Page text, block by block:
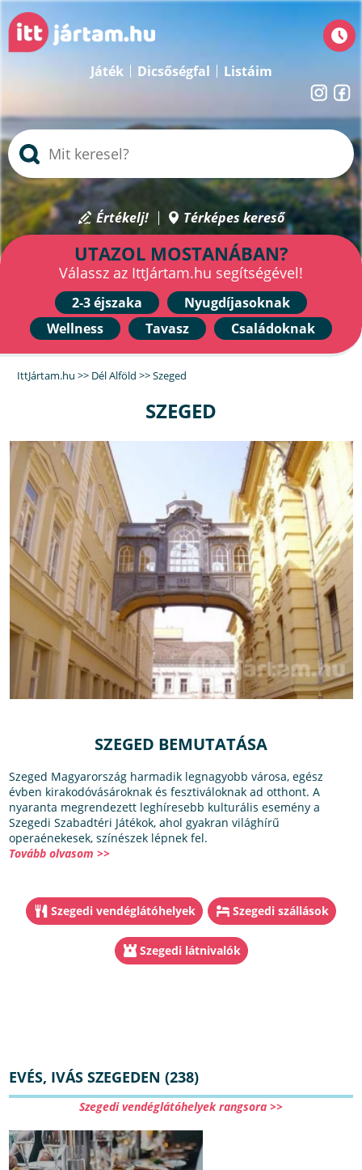
Játék Dicsőségfal Listáim
Értékelj! Térképes kereső
UTAZOL MOSTANÁBAN?
Válassz az IttJártam.hu segítségével!
2-3 éjszaka
Nyugdíjasoknak
Wellness
Tavasz Családoknak
IttJártam.hu >> Dél Alföld >>Szeged
SZEGED
SZEGED BEMUTATÁSA
Szeged Magyarország harmadik legnagyobb városa, egész
évben kirakodóvásároknak és fesztiváloknak ad otthont. A
nyaranta megrendezett leghíresebb kulturális esemény a
Szegedi Szabadtéri Játékok, ahol gyakran világhírű
operaénekesek, színészek lépnek fel.
Tovább olvasom >>
Szegedi vendéglátóhelyek Szegedi szállások
Szegedi látnivalók
EVÉS, IVÁS SZEGEDEN (238)
Szegedi vendéglátóhelyek rangsora >>